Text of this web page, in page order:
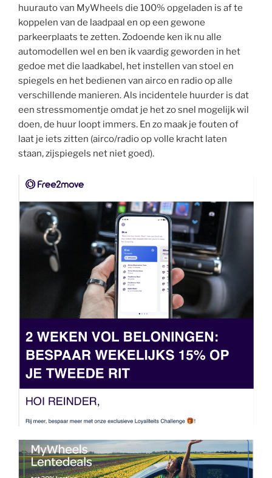
huurauto van MyWheels die 100% opgeladen is af te
koppelen van de laadpaal en op een gewone
parkeerplaats te zetten. Zodoende ken ik nu alle
automodellen wel en ben ik vaardig geworden in het
gedoe met die laadkabel, het instellen van stoel en
spiegels en het bedienen van airco en radio op alle
verschillende manieren. Als incidentele huurder is dat
een stressmomentje omdat je het zo snel mogelijk wil
doen, de huur loopt immers. En zo maak je fouten of
laat je iets zitten (airco/radio op volle kracht laten
staan, zijspiegels net niet goed).